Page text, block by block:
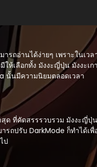
รถอ่านได้ง่ายๆ เพราะในเว
ห้เลือกทั้ง มังงะญี่ปุ่น มังงะเก
นั้นมีความนิยมตลอดเวลา
ที่คัดสรรรวบรวม มังงะญี่ปุ่น
ถปรับ DarkMode ก็ทำได้เ
ป